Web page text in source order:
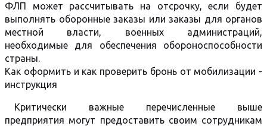
ФЛП может рассчитывать на отсрочку, если будет
выполнять оборонные заказы или заказы для органов
местной власти, военных администраций,
необходимые для обеспечения обороноспособности
страны.
Как оформить и как проверить бронь от мобилизации -
инструкция
Критически важные перечисленные выше
предприятия могут предоставить своим сотрудникам